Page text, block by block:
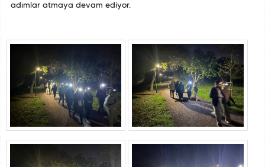
adımlar atmaya devam ediyor.